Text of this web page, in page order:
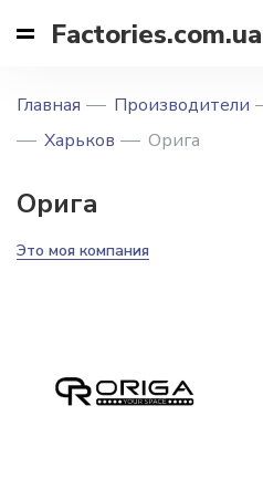
Factories.com.ua
Главная Производители
Харьков
Орига
Орига
Это моя компания